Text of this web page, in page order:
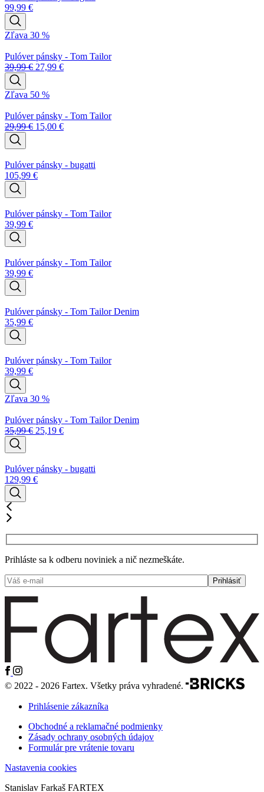
99,99 €
Zľava 30 %
Pulóver pánsky - Tom Tailor
39,99€ 27,99 €
Zľava 50 %
Pulóver pánsky - Tom Tailor
29,99€ 15,00 €
Pulóver pánsky - bugatti
105,99 €
Pulóver pánsky - Tom Tailor
39,99 €
Pulóver pánsky - Tom Tailor
39,99 €
Pulóver pánsky - Tom Tailor Denim
35,99 €
Pulóver pánsky - Tom Tailor
39,99 €
Zľava 30 %
Pulóver pánsky - Tom Tailor Denim
35,99€ 25,19 €
Pulóver pánsky - bugatti
129,99 €
Prihláste sa k odberu noviniek a nič nezmeškáte.
© 2022 - 2026 Fartex. Všetky práva vyhradené.
Prihlásenie zákazníka
Obchodné a reklamačné podmienky
Zásady ochrany osobných údajov
Formulár pre vrátenie tovaru
Nastavenia cookies
Stanislav Farkaš FARTEX